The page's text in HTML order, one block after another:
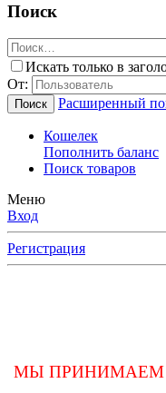
Поиск
Искать только в
От:
Поиск Расширенный
Кошелек
Пополнить баланс
Поиск товаров
Меню
Вход
Регистрация
МЫ ПРИНИМАЕМ